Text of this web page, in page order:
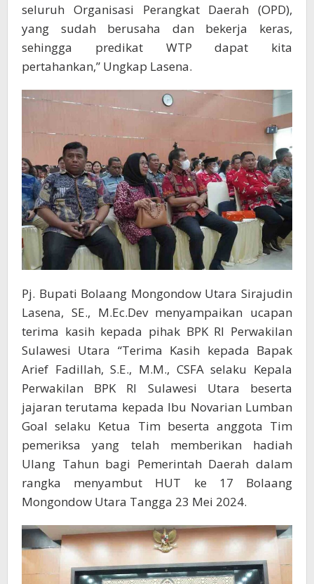
seluruh Organisasi Perangkat Daerah (OPD),
yang sudah berusaha dan bekerja keras,
sehingga predikat WTP dapat kita
pertahankan,” Ungkap Lasena.
Pj. Bupati Bolaang Mongondow Utara Sirajudin
Lasena, SE., M.Ec.Dev menyampaikan ucapan
terima kasih kepada pihak BPK RI Perwakilan
Sulawesi Utara “Terima Kasih kepada Bapak
Arief Fadillah, S.E., M.M., CSFA selaku Kepala
Perwakilan BPK RI Sulawesi Utara beserta
jajaran terutama kepada Ibu Novarian Lumban
Goal selaku Ketua Tim beserta anggota Tim
pemeriksa yang telah memberikan hadiah
Ulang Tahun bagi Pemerintah Daerah dalam
rangka menyambut HUT ke 17 Bolaang
Mongondow Utara Tangga 23 Mei 2024.